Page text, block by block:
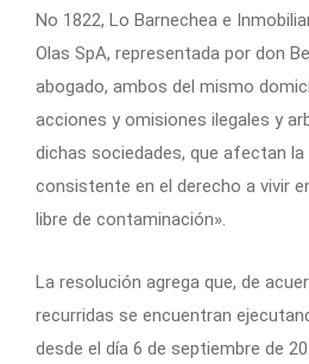
No 1822, Lo Barnechea e
Olas SpA, representada por don
abogado, ambos del mismo
acciones y omisiones ilegales y
dichas sociedades, que afectan
consistente en el derecho a vivir
libre de contaminación».
La resolución agrega que, de
recurridas se encuentran
desde el día 6 de septiembre de